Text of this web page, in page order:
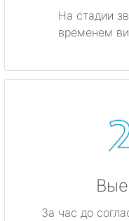
На стадии
временем
За час до